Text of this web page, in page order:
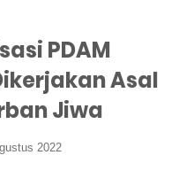
PDAM
Asal
Jiwa
2022